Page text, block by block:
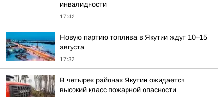
инвалидности
17:42
Новую партию топлива в Якутии ждут 10–15
августа
17:32
В четырех районах Якутии ожидается
высокий класс пожарной опасности